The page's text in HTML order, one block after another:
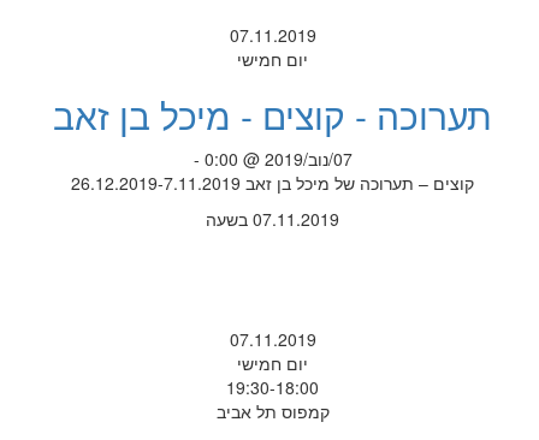
07.11.2019
יום חמישי
תערוכה - קוצים - מיכל בן זאב
07/נוב/2019 @ 0:00 -
קוצים – תערוכה של מיכל בן זאב 26.12.2019-7.11.2019
07.11.2019 בשעה
07.11.2019
יום חמישי
19:30-18:00
קמפוס תל אביב